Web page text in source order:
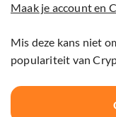
Maak je account en
Mis deze kans niet
populariteit van